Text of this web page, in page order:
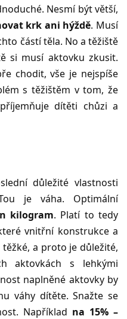
Nesmí být větší,
krk ani hýždě. Musí
částí těla. No a těžiště
si musí aktovku zkusit.
chodit, vše je nejspíše
s těžištěm v tom, že
dítěti chůzi a
důležité vlastnosti
je váha. Optimální
kilogram. Platí to tedy
vnitřní konstrukce a
a proto je důležité,
aktovkách s lehkými
naplněné aktovky by
váhy dítěte. Snažte se
Například na 15% –